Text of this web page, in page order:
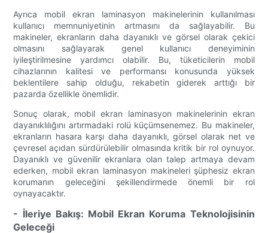
Ayrıca mobil ekran laminasyon makinelerinin kullanılması
kullanıcı memnuniyetinin artmasını da sağlayabilir. Bu
makineler, ekranların daha dayanıklı ve görsel olarak çekici
olmasını sağlayarak genel kullanıcı deneyiminin
iyileştirilmesine yardımcı olabilir. Bu, tüketicilerin mobil
cihazlarının kalitesi ve performansı konusunda yüksek
beklentilere sahip olduğu, rekabetin giderek arttığı bir
pazarda özellikle önemlidir.
Sonuç olarak, mobil ekran laminasyon makinelerinin ekran
dayanıklılığını artırmadaki rolü küçümsenemez. Bu makineler,
ekranların hasara karşı daha dayanıklı, görsel olarak net ve
çevresel açıdan sürdürülebilir olmasında kritik bir rol oynuyor.
Dayanıklı ve güvenilir ekranlara olan talep artmaya devam
ederken, mobil ekran laminasyon makineleri şüphesiz ekran
korumanın geleceğini şekillendirmede önemli bir rol
oynayacaktır.
- İleriye Bakış: Mobil Ekran Koruma Teknolojisinin
Geleceği